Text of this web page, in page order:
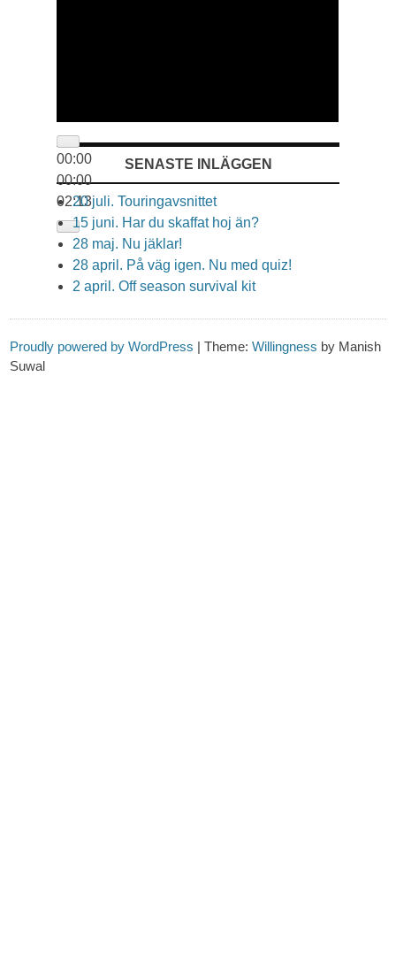
00:00
00:00
02:13
SENASTE INLÄGGEN
20 juli. Touringavsnittet
15 juni. Har du skaffat hoj än?
28 maj. Nu jäklar!
28 april. På väg igen. Nu med quiz!
2 april. Off season survival kit
Proudly powered by WordPress |Theme:Willingness by Manish
Suwal